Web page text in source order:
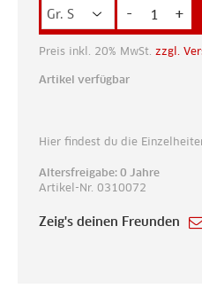
- +
Preis inkl. 20% MwSt. zzgl.
Artikel verfügbar
Hier findest du die
Altersfreigabe: 0 Jahre
Artikel-Nr. 0310072
Zeig's deinen Freunden